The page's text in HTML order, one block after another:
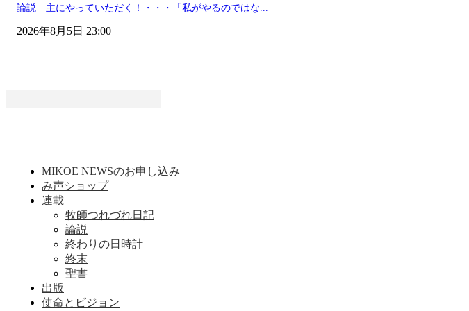
論説 主にやっていただく！・・・「私がやるのではな...
2026年8月5日 23:00
MIKOE NEWSのお申し込み
み声ショップ
連載
牧師つれづれ日記
論説
終わりの日時計
終末
聖書
出版
使命とビジョン